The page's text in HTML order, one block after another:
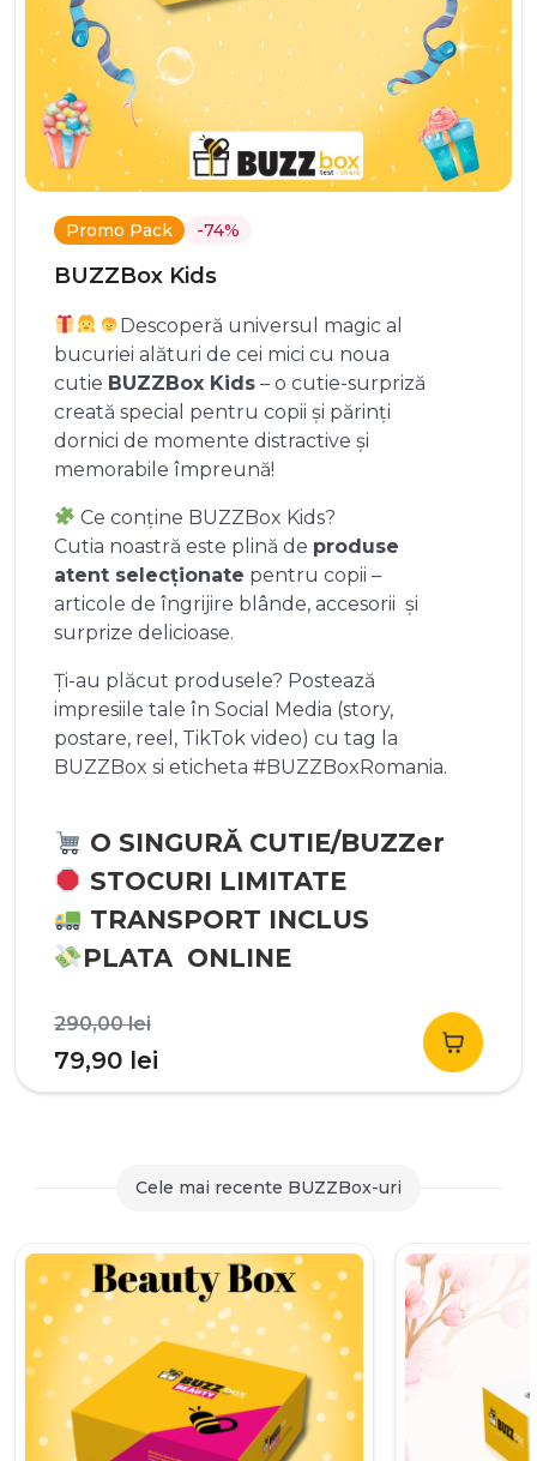
Promo Pack -74%
BUZZBox Kids
Descoperă universul magic al
bucuriei alături de cei mici cu noua
cutie BUZZBox Kids – o cutie-surpriză
creată special pentru copii și părinți
dornici de momente distractive și
memorabile împreună!
Ce conține BUZZBox Kids?
Cutia noastră este plină de produse
atent selecționate pentru copii –
articole de îngrijire blânde, accesorii și
surprize delicioase.
Ți-au plăcut produsele? Postează
impresiile tale în Social Media (story,
postare, reel, TikTok video) cu tag la
BUZZBox si eticheta #BUZZBoxRomania.
O SINGURĂ CUTIE/BUZZer
STOCURI LIMITATE
TRANSPORT INCLUS
PLATA ONLINE
290,00leiPrețul
inițial
a
290,00 lei.
79,90 lei
curent
79,90 lei.
Cele mai recente BUZZBox-uri